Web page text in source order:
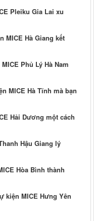
Pleiku Gia Lai xu
MICE Hà Giang kết
Phủ Lý Hà Nam
MICE Hà Tĩnh mà bạn
Hải Dương một cách
Hậu Giang lý
Hòa Bình thành
kiện MICE Hưng Yên